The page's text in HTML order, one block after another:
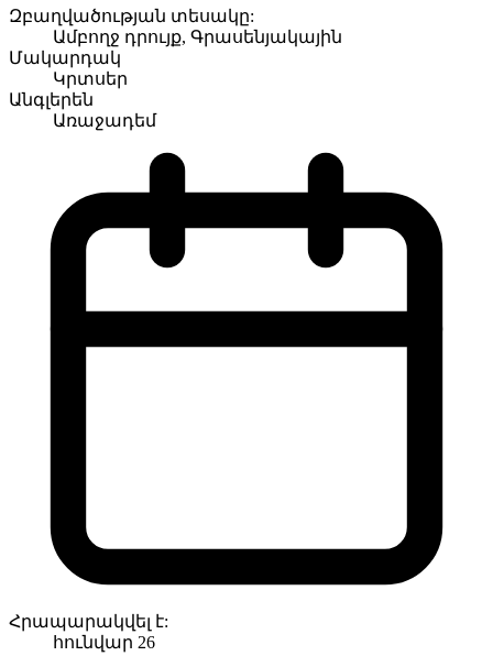
Զբաղվածության տեսակը:
Ամբողջ դրույք, Գրասենյակային
Մակարդակ
Կրտսեր
Անգլերեն
Առաջադեմ
Հրապարակվել է:
հունվար 26